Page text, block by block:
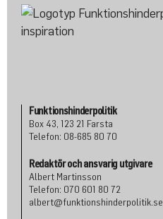
Funktionshinderpolitik
Box 43, 123 21 Farsta
Telefon: 08-685 80 70
Redaktör och ansvarig utgivare
Albert Martinsson
Telefon: 070 601 80 72
albert@funktionshinderpolitik.se